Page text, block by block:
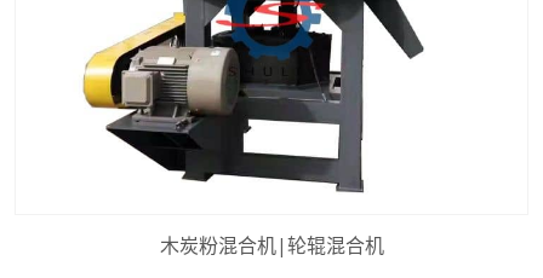
木炭粉混合机|轮辊混合机